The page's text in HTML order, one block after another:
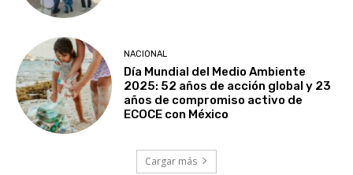
NACIONAL
Día Mundial del Medio Ambiente
2025: 52 años de acción global y 23
años de compromiso activo de
ECOCE con México
Cargar más